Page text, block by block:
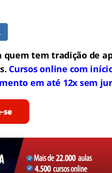
quem tem tradição de
Cursos online com
em até 12x sem